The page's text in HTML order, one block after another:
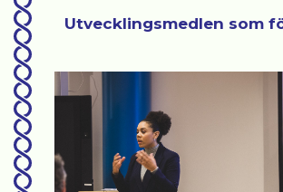
Utvecklingsmedlen som